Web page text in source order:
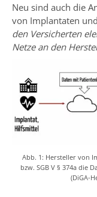
Neu sind auch die
von Implantaten
den Versicherten
Netze an den
Abb. 1: Hersteller von
bzw. SGB V § 374a die
(DiGA-